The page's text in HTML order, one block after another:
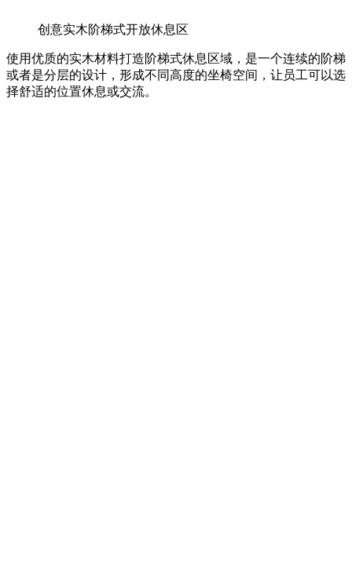
创意实木阶梯式开放休息区
使用优质的实木材料打造阶梯式休息区域，是一个连续的阶梯
或者是分层的设计，形成不同高度的坐椅空间，让员工可以选
择舒适的位置休息或交流。